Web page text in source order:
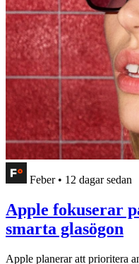
Feber • 12 dagar sedan
Apple fokuserar
smarta glasögon
Apple planerar att prioritera